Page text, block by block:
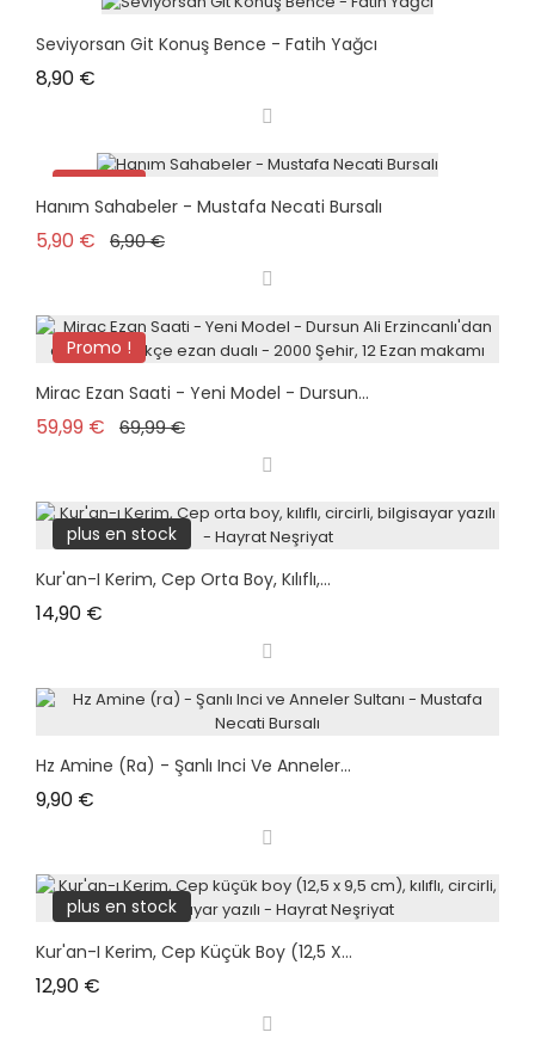
Seviyorsan Git Konuş Bence - Fatih Yağcı
8,90 €
Promo !
Hanım Sahabeler - Mustafa Necati Bursalı
5,90 € Prix de base
6,90 €Prix
Promo !
Mirac Ezan Saati - Yeni Model - Dursun...
59,99 € Prix de base
69,99 €Prix
plus en stock
Kur'an-I Kerim, Cep Orta Boy, Kılıflı,...
14,90 €
Hz Amine (ra) - Şanlı Inci Ve Anneler...
9,90 €
plus en stock
Kur'an-I Kerim, Cep Küçük Boy (12,5 X...
12,90 €